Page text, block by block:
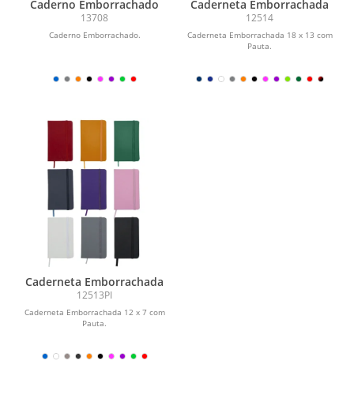
Caderno Emborrachado
13708
Caderno Emborrachado.
Caderneta Emborrachada
12514
Caderneta Emborrachada 18 x 13 com
Pauta.
Caderneta Emborrachada
12513PI
Caderneta Emborrachada 12 x 7 com
Pauta.